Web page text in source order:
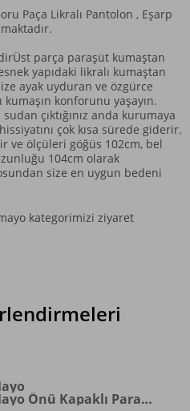
Paça Likralı Pantolon , Eşarp
Üst parça paraşüt kumaştan
yapıdaki likralı kumaştan
ayak uyduran ve özgürce
konforunu yaşayın.
çıktığınız anda kurumaya
çok kısa sürede giderir.
ve ölçüleri göğüs 102cm, bel
104cm olarak
size en uygun bedeni
kategorimizi ziyaret
Remsa Mayo Önü Kapaklı Paraşüt Tam Kapalı Tesettür Mayo Nurten